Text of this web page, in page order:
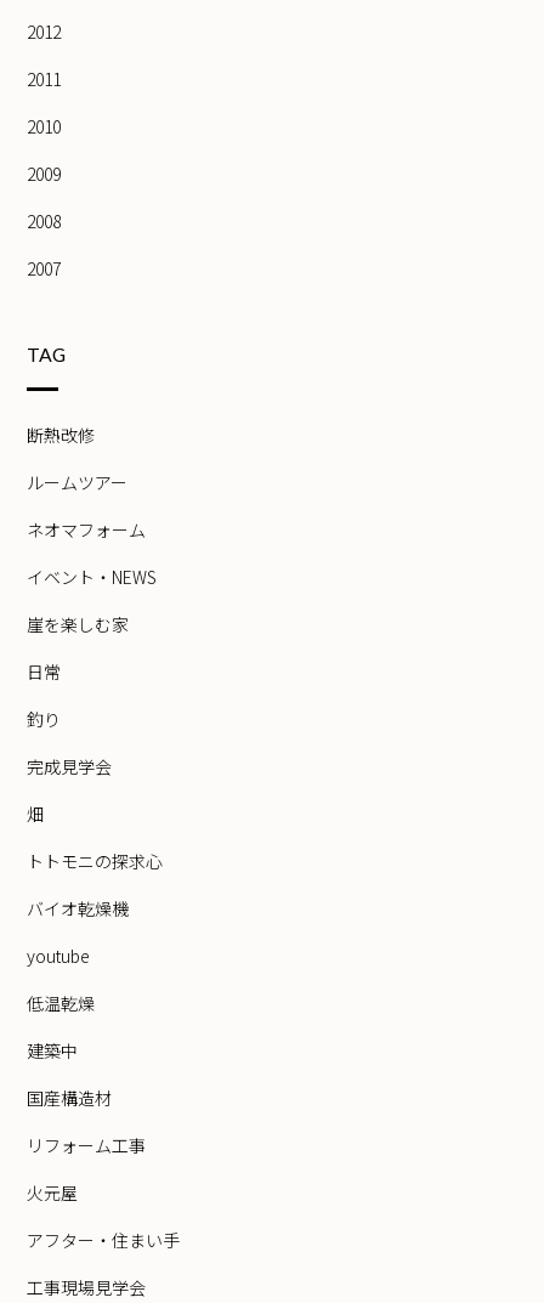
2012
2011
2010
2009
2008
2007
TAG
断熱改修
ルームツアー
ネオマフォーム
イベント・NEWS
崖を楽しむ家
日常
釣り
完成見学会
畑
トトモニの探求心
バイオ乾燥機
youtube
低温乾燥
建築中
国産構造材
リフォーム工事
火元屋
アフター・住まい手
工事現場見学会